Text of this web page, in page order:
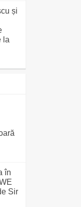
și
la
în
Sir